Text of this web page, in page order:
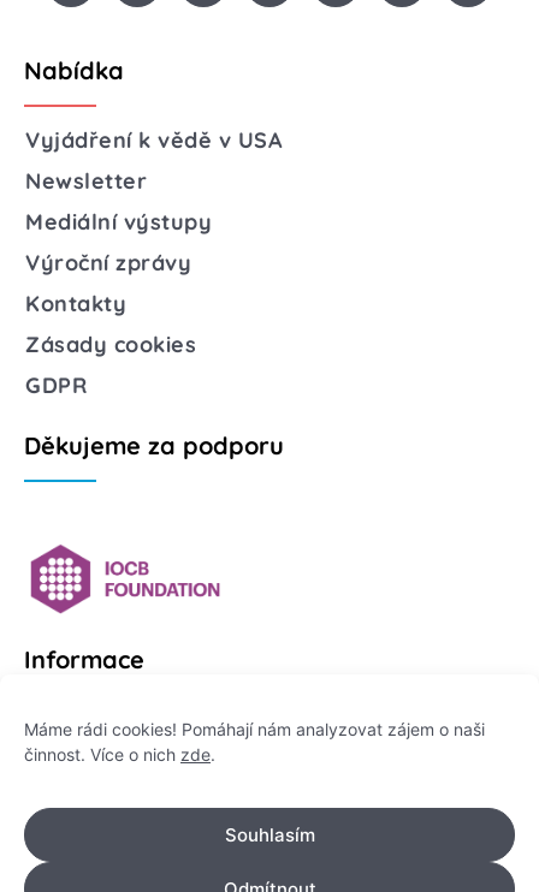
Máme rádi cookies! Pomáhají nám analyzovat zájem o naši
činnost. Více o nich zde.
Souhlasím
Nabídka
Vyjádření k vědě v USA
Newsletter
Mediální výstupy
Výroční zprávy
Kontakty
Zásady cookies
GDPR
Děkujeme za podporu
Informace
Platformu Zeptej se vědce provozuje:
IČO: 178 47 389
Flemingovo náměstí 542/2,
Dejvice, 160 00 Praha 6